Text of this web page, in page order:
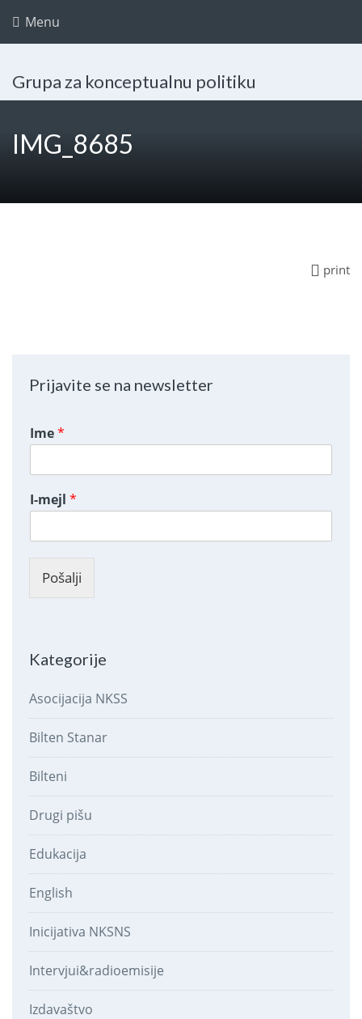
Menu
Grupa za konceptualnu politiku
IMG_8685
print
Prijavite se na newsletter
Ime*
I-mejl *
Pošalji
Kategorije
Asocijacija NKSS
Bilten Stanar
Bilteni
Drugi pišu
Edukacija
English
Inicijativa NKSNS
Intervjui&radioemisije
Izdavaštvo